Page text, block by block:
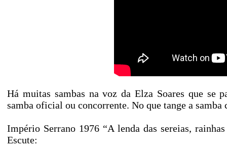
Há muitas sambas na voz da Elza Soares que se
samba oficial ou concorrente. No que tange a
Império Serrano 1976 “A lenda das sereias,
Escute: